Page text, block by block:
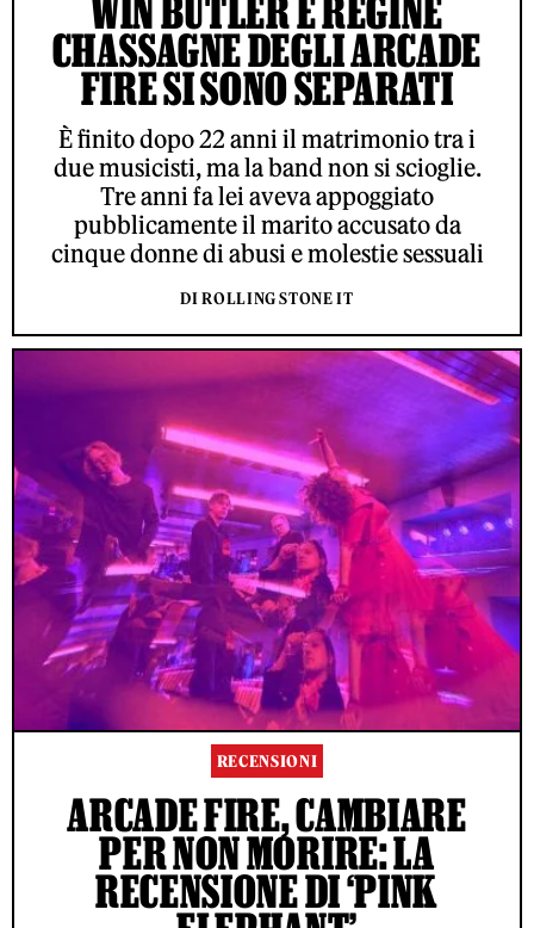
WIN BUTLER E RÉGINE
CHASSAGNE DEGLI ARCADE
FIRE SI SONO SEPARATI
È finito dopo 22 anni il matrimonio tra i
due musicisti, ma la band non si scioglie.
Tre anni fa lei aveva appoggiato
pubblicamente il marito accusato da
cinque donne di abusi e molestie sessuali
DI ROLLING STONE IT
RECENSIONI
ARCADE FIRE, CAMBIARE
PER NON MORIRE: LA
RECENSIONE DI ‘PINK